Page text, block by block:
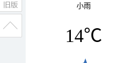
小雨
14℃